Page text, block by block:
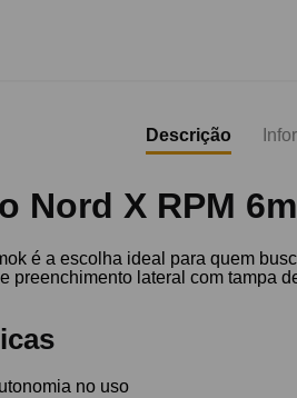
Descrição
Nord X RPM
é a escolha ideal para quem
preenchimento lateral com tampa
no uso